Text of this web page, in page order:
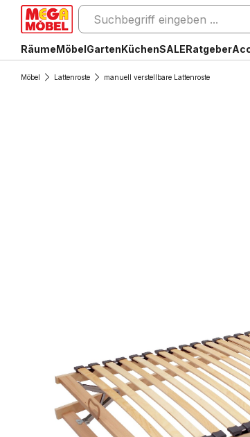
RäumeMöbelGartenKüchenSALERatgeber
Möbel Lattenroste manuell verstellbare Lattenroste